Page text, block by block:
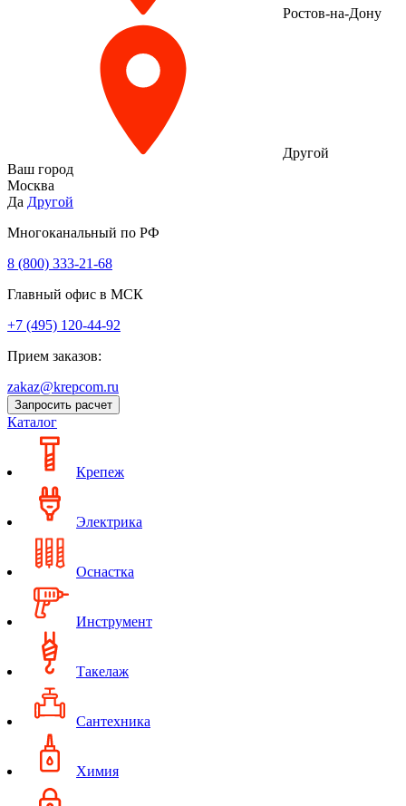
Ростов-на-Дону
Другой
Ваш город
Москва
Да Другой
Многоканальный по РФ
8 (800) 333‑21-68
Главный офис в МСК
+7 (495) 120-44-92
Прием заказов:
zakaz@krepcom.ru
Запросить расчет
Каталог
Крепеж
Электрика
Оснастка
Инструмент
Такелаж
Сантехника
Химия